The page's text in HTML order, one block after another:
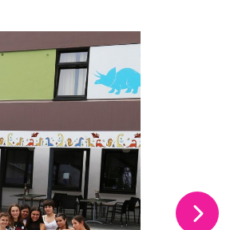
du carrousel de vignettes qui suit.